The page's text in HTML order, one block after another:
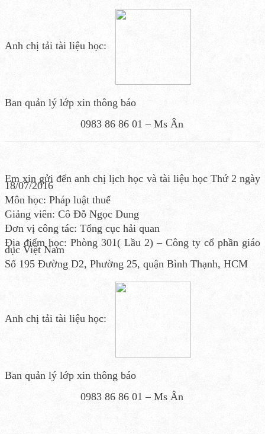
Anh chị tải tài liệu học:
Ban quản lý lớp xin thông báo
0983 86 86 01 – Ms Ân
Em xin gửi đến anh chị lịch học và tài liệu học Thứ 2 ngày
18/07/2016
Môn học: Pháp luật thuế
Giảng viên: Cô Đỗ Ngọc Dung
Đơn vị công tác: Tổng cục hải quan
Địa điểm học: Phòng 301( Lầu 2) – Công ty cổ phần giáo
dục Việt Nam
Số 195 Đường D2, Phường 25, quận Bình Thạnh, HCM
Anh chị tải tài liệu học:
Ban quản lý lớp xin thông báo
0983 86 86 01 – Ms Ân